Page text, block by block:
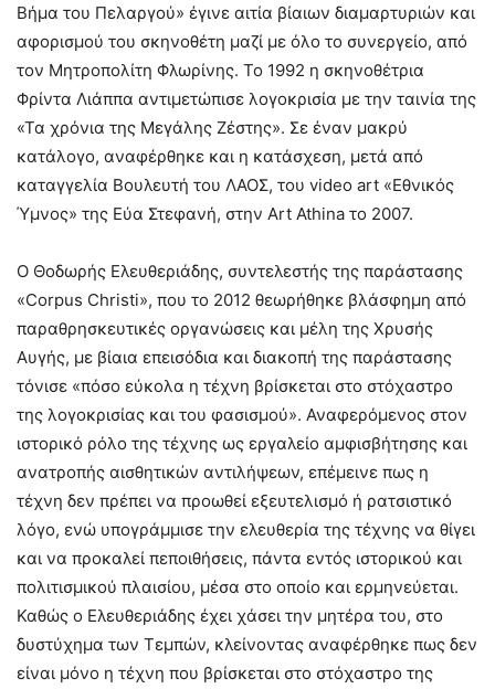
Βήμα του Πελαργού» έγινε αιτία βίαιων διαμαρτυριών και
αφορισμού του σκηνοθέτη μαζί με όλο το συνεργείο, από
τον Μητροπολίτη Φλωρίνης. Το 1992 η σκηνοθέτρια
Φρίντα Λιάππα αντιμετώπισε λογοκρισία με την ταινία της
«Τα χρόνια της Μεγάλης Ζέστης». Σε έναν μακρύ
κατάλογο, αναφέρθηκε και η κατάσχεση, μετά από
καταγγελία Βουλευτή του ΛΑΟΣ, του video art «Εθνικός
Ύμνος» της Εύα Στεφανή, στην Art Athina το 2007.
Ο Θοδωρής Ελευθεριάδης, συντελεστής της παράστασης
«Corpus Christi», που το 2012 θεωρήθηκε βλάσφημη από
παραθρησκευτικές οργανώσεις και μέλη της Χρυσής
Αυγής, με βίαια επεισόδια και διακοπή της παράστασης
τόνισε «πόσο εύκολα η τέχνη βρίσκεται στο στόχαστρο
της λογοκρισίας και του φασισμού». Αναφερόμενος στον
ιστορικό ρόλο της τέχνης ως εργαλείο αμφισβήτησης και
ανατροπής αισθητικών αντιλήψεων, επέμεινε πως η
τέχνη δεν πρέπει να προωθεί εξευτελισμό ή ρατσιστικό
λόγο, ενώ υπογράμμισε την ελευθερία της τέχνης να θίγει
και να προκαλεί πεποιθήσεις, πάντα εντός ιστορικού και
πολιτισμικού πλαισίου, μέσα στο οποίο και ερμηνεύεται.
Καθώς ο Ελευθεριάδης έχει χάσει την μητέρα του, στο
δυστύχημα των Τεμπών, κλείνοντας αναφέρθηκε πως δεν
είναι μόνο η τέχνη που βρίσκεται στο στόχαστρο της